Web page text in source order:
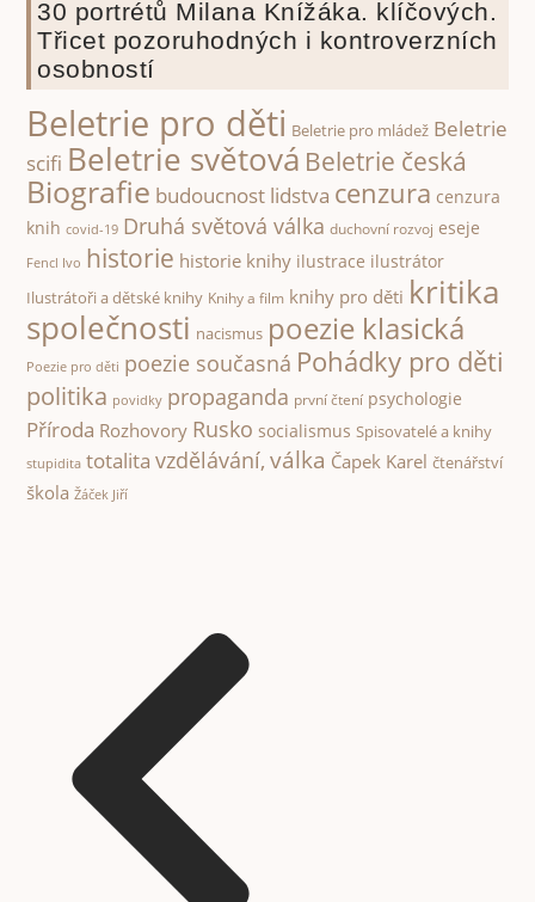
30 portrétů Milana Knížáka. klíčových.
Třicet pozoruhodných i kontroverzních
osobností
Beletrie pro děti Beletrie pro mládež Beletrie
scifi Beletrie světová Beletrie česká
Biografie budoucnost lidstva cenzura cenzura
knih covid-19 Druhá světová válka duchovní rozvoj eseje
Fencl Ivo historie historie knihy ilustrace ilustrátor
Ilustrátoři a dětské knihy Knihy a film knihy pro děti kritika
společnosti nacismus poezie klasická
Poezie pro děti poezie současná Pohádky pro děti
politika povidky propaganda první čtení psychologie
Příroda Rozhovory Rusko socialismus Spisovatelé a knihy
stupidita totalita vzdělávání, válka Čapek Karel čtenářství
škola Žáček Jiří